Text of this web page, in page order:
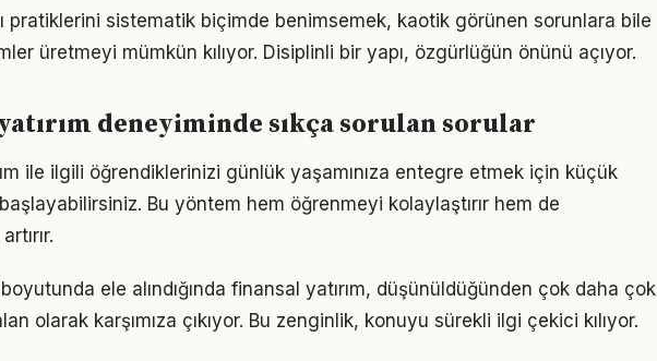
pratiklerini sistematik biçimde benimsemek, kaotik görünen sorunlara bile
üretmeyi mümkün kılıyor. Disiplinli bir yapı, özgürlüğün önünü açıyor.
deneyiminde sıkça sorulan sorular
ile ilgili öğrendiklerinizi günlük yaşamınıza entegre etmek için küçük
Bu yöntem hem öğrenmeyi kolaylaştırır hem de
ele alındığında finansal yatırım, düşünüldüğünden çok daha çok
olarak karşımıza çıkıyor. Bu zenginlik, konuyu sürekli ilgi çekici kılıyor.